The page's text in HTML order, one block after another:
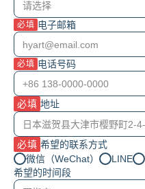
必填 电子邮箱
必填 电话号码
必填 地址
必填 希望的联系方式
微信（WeChat）
LINE
希望的时间段